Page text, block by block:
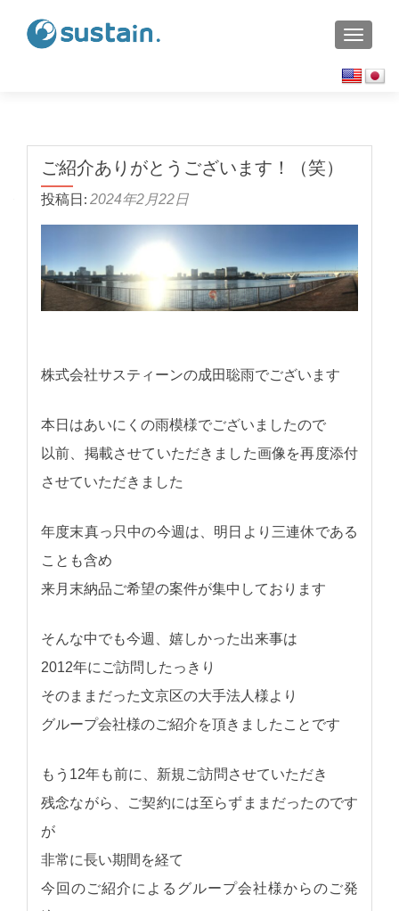
ご紹介ありがとうございます！（笑）
投稿日: 2024年2月22日
株式会社サスティーンの成田聡雨でございます
本日はあいにくの雨模様でございましたので
以前、掲載させていただきました画像を再度添付
させていただきました
年度末真っ只中の今週は、明日より三連休である
ことも含め
来月末納品ご希望の案件が集中しております
そんな中でも今週、嬉しかった出来事は
2012年にご訪問したっきり
そのままだった文京区の大手法人様より
グループ会社様のご紹介を頂きましたことです
もう12年も前に、新規ご訪問させていただき
残念ながら、ご契約には至らずままだったのです
が
非常に長い期間を経て
今回のご紹介によるグループ会社様からのご発